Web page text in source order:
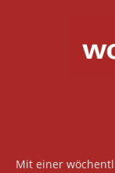
Mit einer